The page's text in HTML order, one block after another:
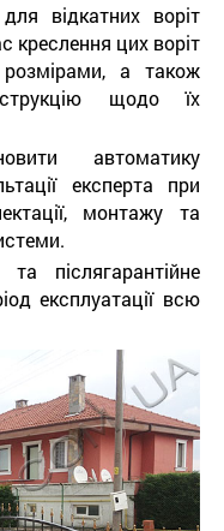
відкатних воріт
креслення цих воріт
а також
щодо їх
автоматику
експерта при
монтажу та
післягарантійне
експлуатації всю